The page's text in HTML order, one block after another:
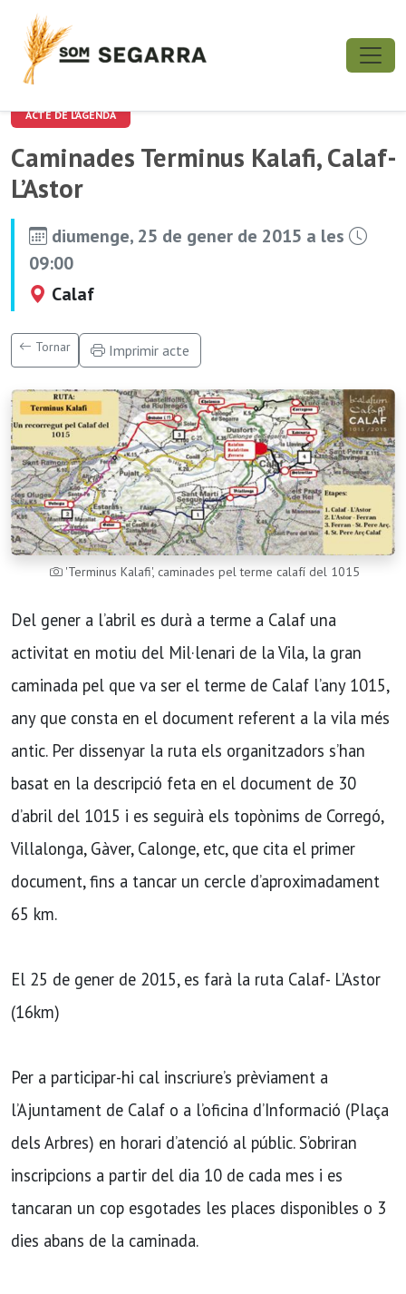
ACTE DE L'AGENDA
Caminades Terminus Kalafi, Calaf-
L’Astor
diumenge, 25 de gener de 2015 a les
09:00
Calaf
Tornar Imprimir acte
'Terminus Kalafi', caminades pel terme calafí del 1015
Del gener a l’abril es durà a terme a Calaf una
activitat en motiu del Mil·lenari de la Vila, la gran
caminada pel que va ser el terme de Calaf l’any 1015,
any que consta en el document referent a la vila més
antic. Per dissenyar la ruta els organitzadors s’han
basat en la descripció feta en el document de 30
d’abril del 1015 i es seguirà els topònims de Corregó,
Villalonga, Gàver, Calonge, etc, que cita el primer
document, fins a tancar un cercle d’aproximadament
65 km.
El 25 de gener de 2015, es farà la ruta Calaf- L’Astor
(16km)
Per a participar-hi cal inscriure’s prèviament a
l’Ajuntament de Calaf o a l’oficina d’Informació (Plaça
dels Arbres) en horari d’atenció al públic. S’obriran
inscripcions a partir del dia 10 de cada mes i es
tancaran un cop esgotades les places disponibles o 3
dies abans de la caminada.